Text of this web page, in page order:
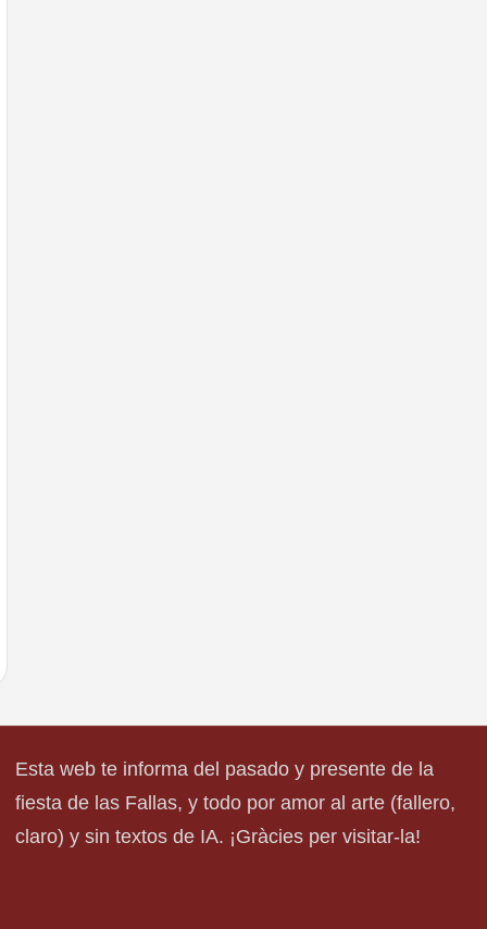
Esta web te informa del pasado y presente de la
fiesta de las Fallas, y todo por amor al arte (fallero,
claro) y sin textos de IA. ¡Gràcies per visitar-la!